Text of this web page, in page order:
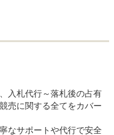
入札代行～落札後の占有
売に関する全てをカバー
なサポートや代行で安全